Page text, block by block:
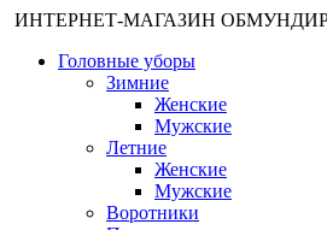
ИНТЕРНЕТ-МАГАЗИН
Головные уборы
Зимние
Женские
Мужские
Летние
Женские
Мужские
Воротники